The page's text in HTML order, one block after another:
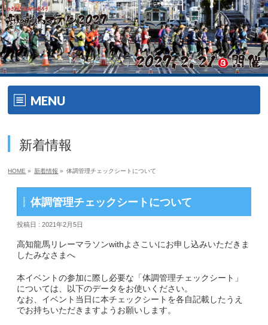
MENU
大会の特徴
副賞・特別賞・参加賞
新着情報
HOME » 新着情報 » 体調管理チェックシートについて
体調管理チェックシートについて
投稿日 : 2021年2月5日
高知龍馬リレーマラソンwithよさこいにお申し込みいただきま
したみなさまへ
本イベントの参加に際し必要な「体調管理チェックシート」
については、以下のデータをお使いください。
なお、イベント当日に本チェックシートを各自記載したうえ
でお持ちいただきますようお願いします。